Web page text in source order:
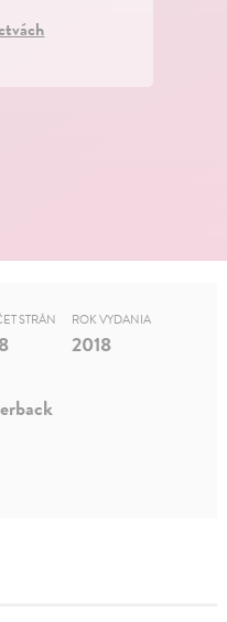
STRÁN ROK VYDANIA
2018